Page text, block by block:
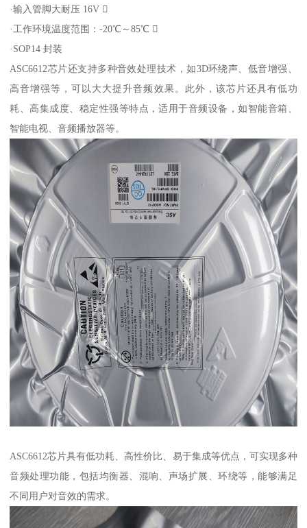
·输入管脚大耐压 16V 
·工作环境温度范围：-20℃～85℃ 
·SOP14 封装
ASC6612芯片还支持多种音效处理技术，如3D环绕声、低音增强、
高音增强等，可以大大提升音频效果。此外，该芯片还具有低功
耗、高集成度、稳定性强等特点，适用于音频设备，如智能音箱、
智能电视、音频播放器等。
ASC6612芯片具有低功耗、高性价比、易于集成等优点，可实现多种
音频处理功能，包括均衡器、混响、声场扩展、环绕等，能够满足
不同用户对音效的需求。